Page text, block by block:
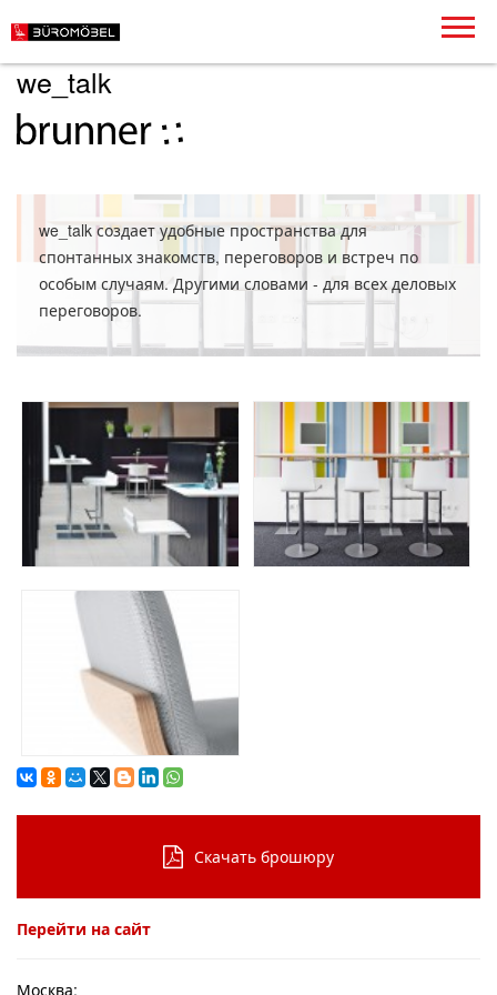
we_talk
we_talk создает удобные пространства для
спонтанных знакомств, переговоров и встреч по
особым случаям. Другими словами - для всех деловых
переговоров.
Скачать брошюру
Перейти на сайт
Москва: